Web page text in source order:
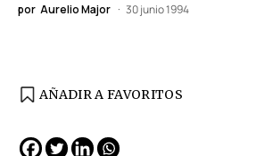
por Aurelio Major 30 junio 1994
AÑADIR A FAVORITOS